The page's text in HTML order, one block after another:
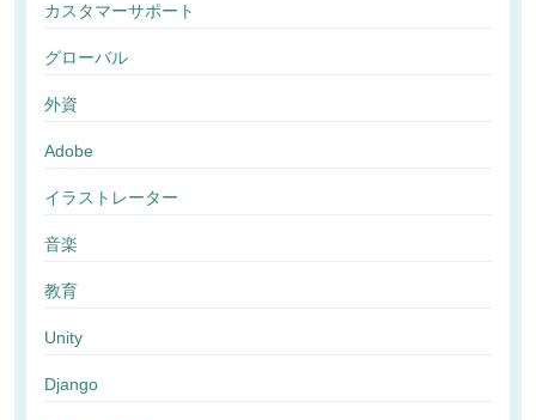
カスタマーサポート
グローバル
外資
Adobe
イラストレーター
音楽
教育
Unity
Django